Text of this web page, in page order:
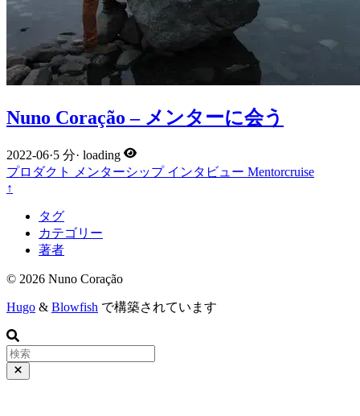
Nuno Coração – メンターに会う
2022-06·5 分· loading
プロダクト
メンターシップ インタビュー Mentorcruise
↑
タグ
カテゴリー
著者
© 2026 Nuno Coração
Hugo & Blowfish で構築されています